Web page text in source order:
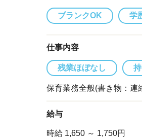
ブランクOK 学
仕事内容
残業ほぼなし
保育業務全般(書き物：連
給与
時給 1,650 ～ 1,750円